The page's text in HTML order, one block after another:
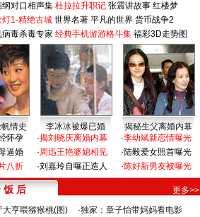
纲对口相声集 杜拉拉升职记 张震讲故事 红楼梦
灯1-精绝古城 世界名著 平凡的世界 货币战争2
病毒杀毒专家 经典手机游游格斗集 福彩3D走势图
情史 李冰冰被爆已婚
揭秘生父离婚内幕
怀孕
逼婚
八折
·揭刘晓庆离婚内幕
·周迅王艳婆媳相见
·刘嘉玲自曝正造人
·李幼斌新恋情曝光
·陆毅爱女照首曝光
·陈好新男友被曝光
饭 后
更多>>
大亨喂猕猴桃(图) ·独家：章子怡带妈妈看电影